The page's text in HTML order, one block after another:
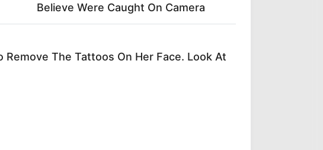
a
Believe Were Caught On Camera
Remove The Tattoos On Her Face. Look At